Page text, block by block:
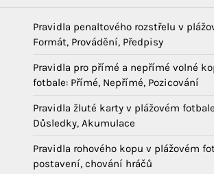
Pravidla penaltového rozstřelu v
Formát, Provádění, Předpisy
Pravidla pro přímé a nepřímé volné
fotbale: Přímé, Nepřímé, Pozicování
Pravidla žluté karty v plážovém
Důsledky, Akumulace
Pravidla rohového kopu v plážovém
postavení, chování hráčů